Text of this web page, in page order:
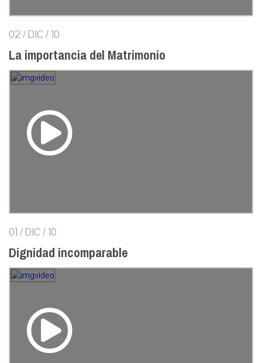
02 / DIC / 10
La importancia del Matrimonio
01 / DIC / 10
Dignidad incomparable